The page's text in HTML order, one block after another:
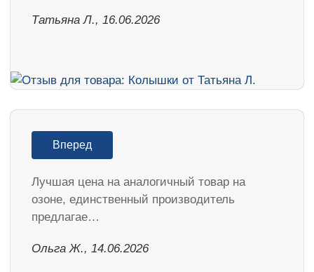
Татьяна Л., 16.06.2026
Вперед
Лучшая цена на аналогичный товар на
озоне, единственный производитель
предлагае…
Ольга Ж., 14.06.2026